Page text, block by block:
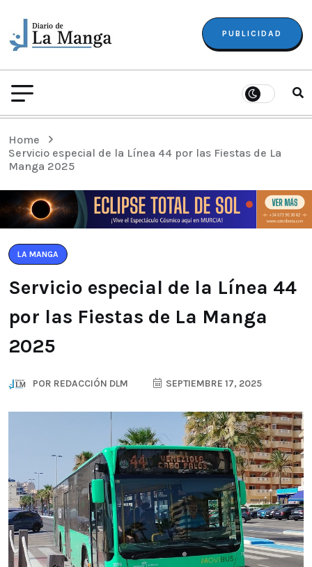
PUBLICIDAD
Home
Servicio especial de la Línea 44 por las Fiestas de La
Manga 2025
LA MANGA
Servicio especial de la Línea 44
por las Fiestas de La Manga
2025
POR REDACCIÓN DLM SEPTIEMBRE 17, 2025